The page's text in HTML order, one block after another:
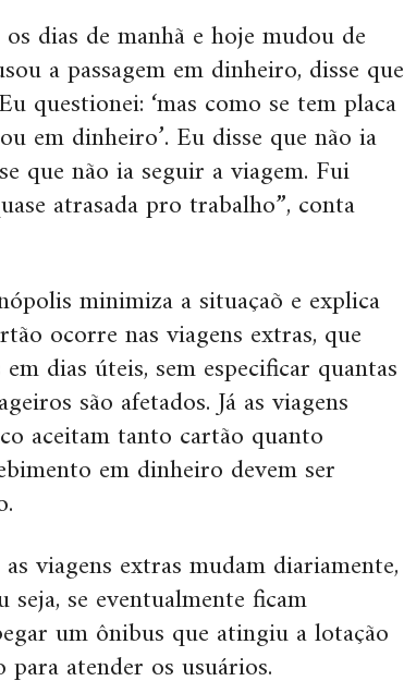
dias de manhã e hoje mudou de
a passagem em dinheiro, disse que
questionei: ‘mas como se tem placa
em dinheiro’. Eu disse que não ia
que não ia seguir a viagem. Fui
atrasada pro trabalho”, conta
minimiza a situaçaõ e explica
ocorre nas viagens extras, que
dias úteis, sem especificar quantas
são afetados. Já as viagens
aceitam tanto cartão quanto
em dinheiro devem ser
viagens extras mudam diariamente,
se eventualmente ficam
um ônibus que atingiu a lotação
atender os usuários.